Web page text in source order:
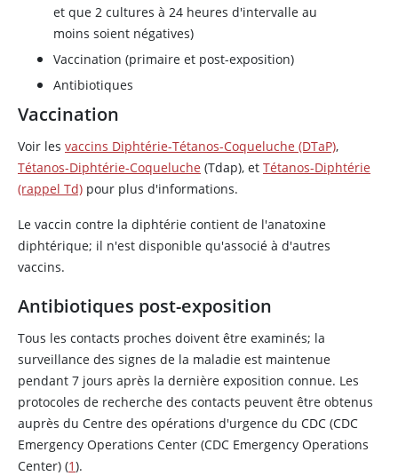
et que 2 cultures à 24 heures d'intervalle au
moins soient négatives)
Vaccination (primaire et post-exposition)
Antibiotiques
Vaccination
Voir les vaccins Diphtérie-Tétanos-Coqueluche (DTaP),
Tétanos-Diphtérie-Coqueluche (Tdap), et Tétanos-Diphtérie
(rappel Td) pour plus d'informations.
Le vaccin contre la diphtérie contient de l'anatoxine
diphtérique; il n'est disponible qu'associé à d'autres
vaccins.
Antibiotiques post-exposition
Tous les contacts proches doivent être examinés; la
surveillance des signes de la maladie est maintenue
pendant 7 jours après la dernière exposition connue. Les
protocoles de recherche des contacts peuvent être obtenus
auprès du Centre des opérations d'urgence du CDC (CDC
Emergency Operations Center (CDC Emergency Operations
Center) (1).